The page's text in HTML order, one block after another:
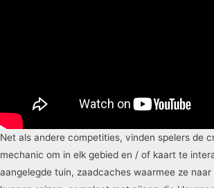
Net als andere competities, vinden spelers de
mechanic om in elk gebied en / of kaart te
aangelegde tuin, zaadcaches waarmee ze